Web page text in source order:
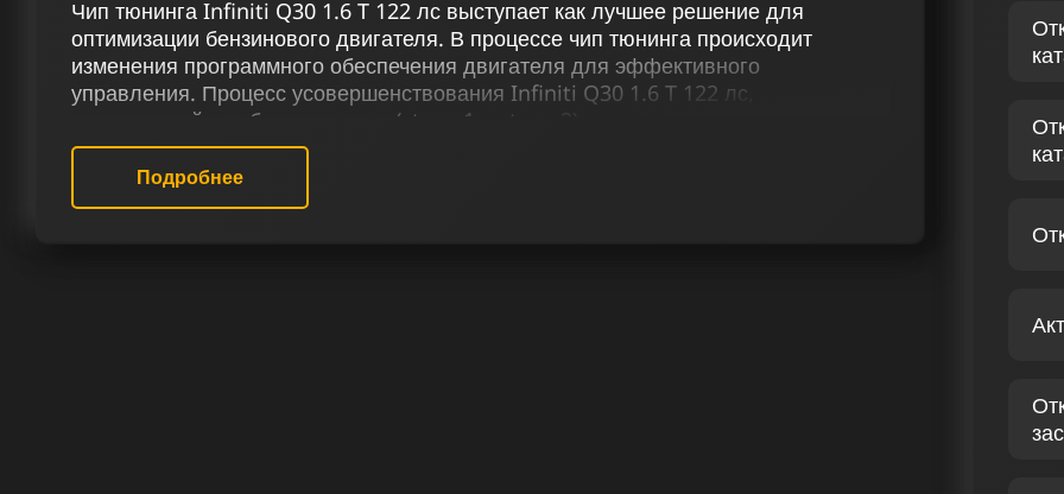
Чип тюнинга Infiniti Q30 1.6 T 122 лс выступает как лучшее решение для
оптимизации бензинового двигателя. В процессе чип тюнинга происходит
изменения программного обеспечения двигателя для эффективного
управления. Процесс усовершенствования Infiniti Q30 1.6 T 122 лс,
включающий в себя чип тюнинг (stage 1 и stage 2), отключение катализатора
(Евро-2), отключение функции Evap, деактивацию EGR, активацию отстрелов,
выключение вихревых заслонок, настройку терморегуляции и снятие
ограничения скорости (Speedlimit), ведет к лучшей мощности и управляемости.
Подробнее